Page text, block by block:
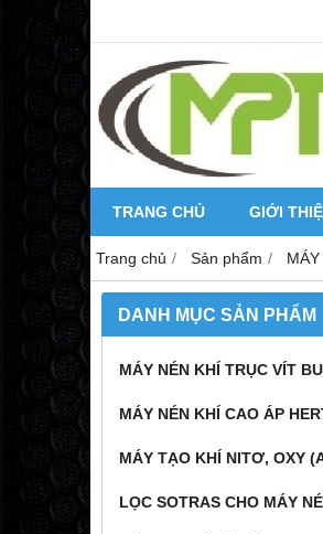
TRANG CHỦ GIỚI
Trang chủ Sản phẩm
DANH MỤC SẢN PHẨM
MÁY NÉN KHÍ TRỤC VÍT
MÁY NÉN KHÍ CAO ÁP
MÁY TẠO KHÍ NITƠ, OXY
LỌC SOTRAS CHO MÁY